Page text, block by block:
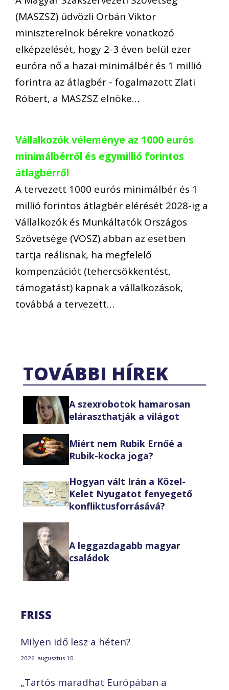
(MASZSZ) üdvözli Orbán Viktor
miniszterelnök bérekre vonatkozó
elképzelését, hogy 2-3 éven belül ezer
euróra nő a hazai minimálbér és 1 millió
forintra az átlagbér - fogalmazott Zlati
Róbert, a MASZSZ elnöke…
Vállalkozók véleménye az 1000 eurós
minimálbérről és egymillió forintos
átlagbérről
A tervezett 1000 eurós minimálbér és 1
millió forintos átlagbér elérését 2028-ig a
Vállalkozók és Munkáltatók Országos
Szövetsége (VOSZ) abban az esetben
tartja reálisnak, ha megfelelő
kompenzációt (tehercsökkentést,
támogatást) kapnak a vállalkozások,
továbbá a tervezett…
TOVÁBBI HÍREK
A szexrobotok hamarosan
eláraszthatják a világot
Miért nem Rubik Ernőé a
Rubik-kocka joga?
Hogyan vált Irán a Közel-
Kelet Nyugatot fenyegető
konfliktusforrásává?
A leggazdagabb magyar
családok
FRISS
Milyen idő lesz a héten?
2026. augusztus 10.
„Tartós maradhat Európában a